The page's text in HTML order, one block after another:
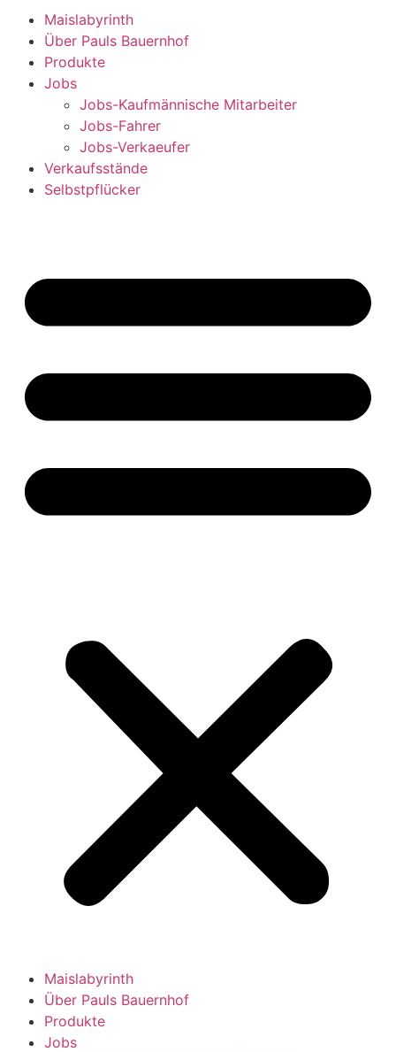
Maislabyrinth
Über Pauls Bauernhof
Produkte
Jobs
Jobs-Kaufmännische Mitarbeiter
Jobs-Fahrer
Jobs-Verkaeufer
Verkaufsstände
Selbstpflücker
Maislabyrinth
Über Pauls Bauernhof
Produkte
Jobs